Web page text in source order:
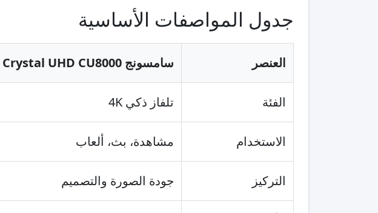
جدول المواصفات الأساسية
العنصر سامسونج Crystal UHD CU8000
الفئة تلفاز ذكي 4K
الاستخدام مشاهدة، بث، ألعاب
التركيز جودة الصورة والتصميم